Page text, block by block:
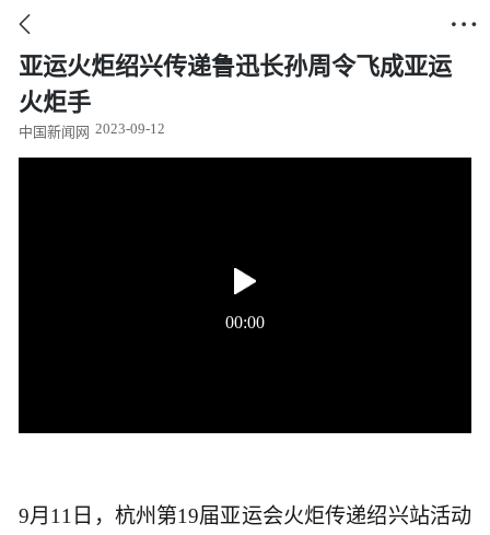
 
亚运火炬绍兴传递鲁迅长孙周令飞成亚运
火炬手
中国新闻网 2023-09-12
00:00
9月11日，杭州第19届亚运会火炬传递绍兴站活动